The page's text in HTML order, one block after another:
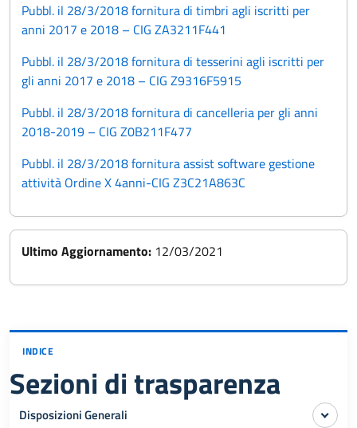
Pubbl. il 28/3/2018 fornitura di timbri agli iscritti per
anni 2017 e 2018 – CIG ZA3211F441
Pubbl. il 28/3/2018 fornitura di tesserini agli iscritti per
gli anni 2017 e 2018 – CIG Z9316F5915
Pubbl. il 28/3/2018 fornitura di cancelleria per gli anni
2018-2019 – CIG Z0B211F477
Pubbl. il 28/3/2018 fornitura assist software gestione
attività Ordine X 4anni-CIG Z3C21A863C
Ultimo Aggiornamento: 12/03/2021
INDICE
Sezioni di trasparenza
Disposizioni Generali